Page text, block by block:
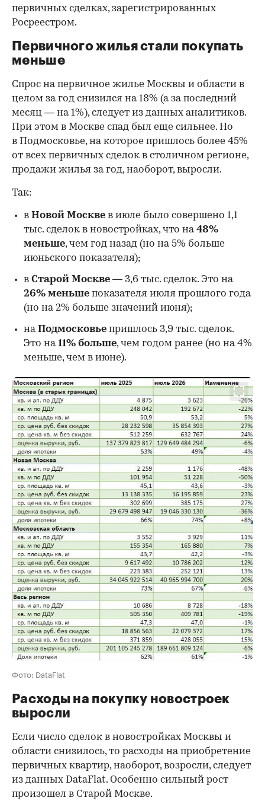
первичных сделках, зарегистрированных
Росреестром.
Первичного жилья стали покупать
меньше
Спрос на первичное жилье Москвы и области в
целом за год снизился на 18% (а за последний
месяц — на 1%), следует из данных аналитиков.
При этом в Москве спад был еще сильнее. Но
в Подмосковье, на которое пришлось более 45%
от всех первичных сделок в столичном регионе,
продажи жилья за год, наоборот, выросли.
00:00 / 00:00
Так:
в Новой Москве в июле было совершено 1,1
тыс. сделок в новостройках, что на48%
меньше, чем год назад (но на 5% больше
июньского показателя);
в Старой Москве — 3,6 тыс. сделок. Это на
26% меньше показателя июля прошлого года
(но на 2% больше значений июня);
наПодмосковье пришлось 3,9 тыс. сделок.
Это на11% больше, чем годом ранее (но на 4%
меньше, чем в июне).
Фото: DataFlat
Расходы на покупку новостроек
выросли
Если число сделок в новостройках Москвы и
области снизилось, то расходы на приобретение
первичных квартир, наоборот, возросли, следует
из данных DataFlat. Особенно сильный рост
произошел в Старой Москве.